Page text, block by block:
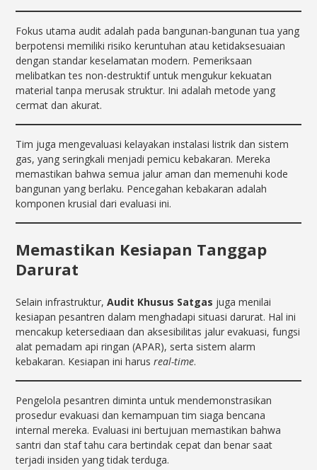
Fokus utama audit adalah pada bangunan-bangunan tua yang
berpotensi memiliki risiko keruntuhan atau ketidaksesuaian
dengan standar keselamatan modern. Pemeriksaan
melibatkan tes non-destruktif untuk mengukur kekuatan
material tanpa merusak struktur. Ini adalah metode yang
cermat dan akurat.
Tim juga mengevaluasi kelayakan instalasi listrik dan sistem
gas, yang seringkali menjadi pemicu kebakaran. Mereka
memastikan bahwa semua jalur aman dan memenuhi kode
bangunan yang berlaku. Pencegahan kebakaran adalah
komponen krusial dari evaluasi ini.
Memastikan Kesiapan Tanggap
Darurat
Selain infrastruktur,Audit Khusus Satgas juga menilai
kesiapan pesantren dalam menghadapi situasi darurat. Hal ini
mencakup ketersediaan dan aksesibilitas jalur evakuasi, fungsi
alat pemadam api ringan (APAR), serta sistem alarm
kebakaran. Kesiapan ini harusreal-time.
Pengelola pesantren diminta untuk mendemonstrasikan
prosedur evakuasi dan kemampuan tim siaga bencana
internal mereka. Evaluasi ini bertujuan memastikan bahwa
santri dan staf tahu cara bertindak cepat dan benar saat
terjadi insiden yang tidak terduga.